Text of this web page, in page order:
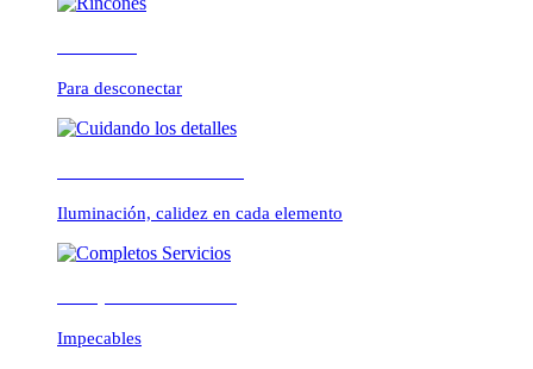
Previous Next
Para desconectar
Iluminación, calidez en cada elemento
Impecables